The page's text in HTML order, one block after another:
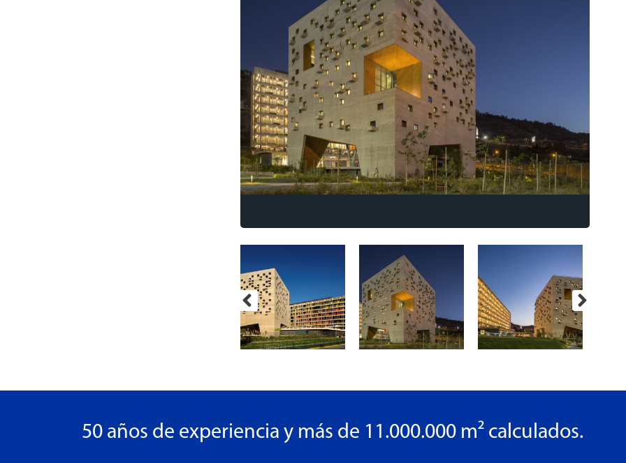
50 años de experiencia y más de 11.000.000 m² calculados.